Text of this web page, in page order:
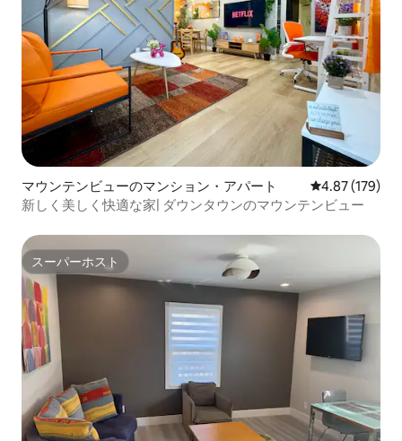
マウンテンビューのマンション・アパート レビュー179
4.87 (179)
新しく美しく快適な家| ダウンタウンのマウンテンビュー
スーパーホスト
スーパーホスト